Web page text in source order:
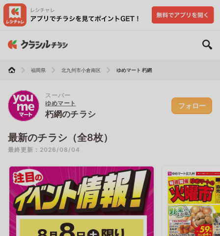
福岡県 北九州市小倉南区 ゆめマート 朽網
スーパー
ゆめマート
朽網のチラシ
フォロー
最新のチラシ（全8枚）
最終更新：2026/08/04